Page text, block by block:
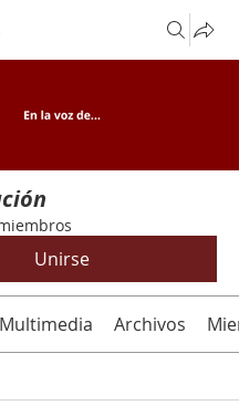
Unirse
Multimedia Archivos